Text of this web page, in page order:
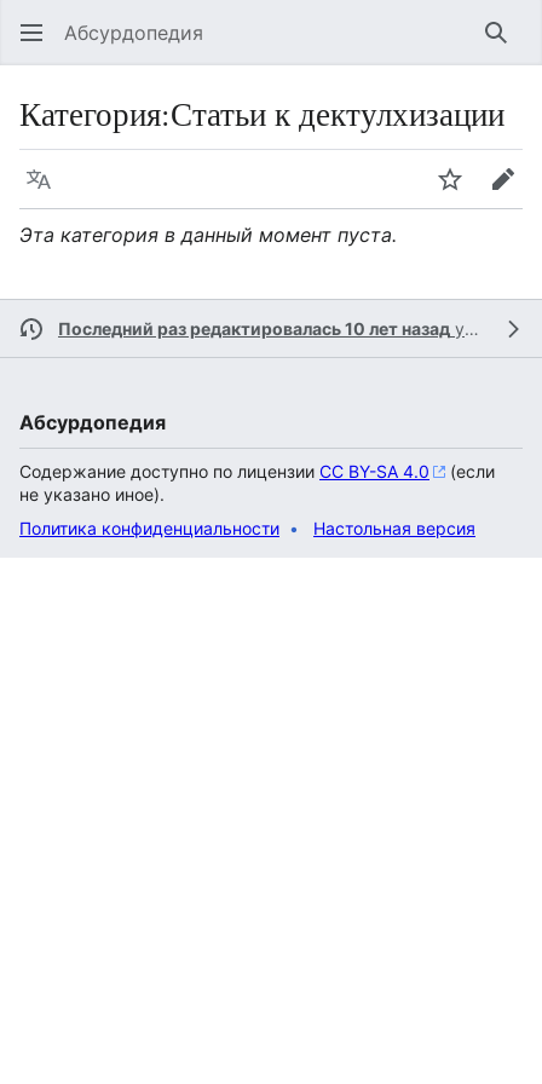
Абсурдопедия
Категория:Статьи к дектулхизации
Язык
Эта категория в данный момент пуста.
Последний раз редактировалась 10 лет назад участником
Абсурдопедия
Содержание доступно по лицензии CC BY-SA 4.0
(если
не указано иное).
Политика конфиденциальности
Настольная версия